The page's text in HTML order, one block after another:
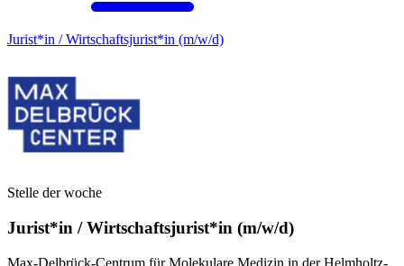
Jurist*in / Wirtschafts­jurist*in (m/w/d)
Stelle der woche
Jurist*in / Wirtschafts­jurist*in (m/w/d)
Max-Delbrück-Centrum für Molekulare Medizin in der Helmholtz-